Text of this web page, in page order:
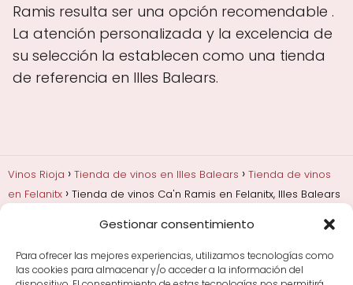
Gestionar consentimiento
Para ofrecer las mejores experiencias, utilizamos tecnologías como
las cookies para almacenar y/o acceder a la información del
Ramis resulta ser una opción recomendable .
La atención personalizada y la excelencia de
su selección la establecen como una tienda
de referencia en Illes Balears.
Vinos Rioja Tienda de vinos en Illes Balears
Tienda de vinos
en Felanitx
Tienda de vinos Ca'n Ramis en Felanitx, Illes Balears
Añadas, crianza y guarda
Bodegas y marcas de
Comprar vino
Rioja y guías de regalo
Cultura del vino y
curiosidades
Enoturismo en Rioja